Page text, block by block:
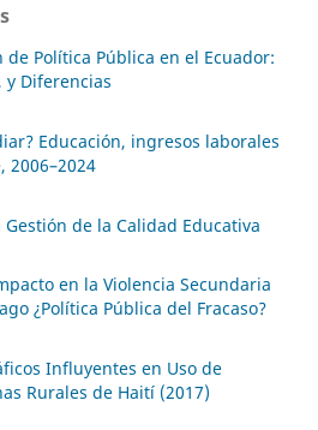
de Política Pública en el Ecuador:
y Diferencias
Educación, ingresos laborales
2006–2024
de la Calidad Educativa
en la Violencia Secundaria
¿Política Pública del Fracaso?
Influyentes en Uso de
Rurales de Haití (2017)